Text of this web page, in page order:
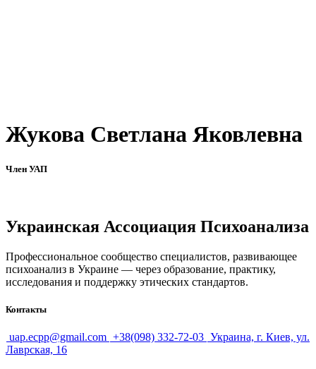
Жукова Светлана Яковлевна
Член УАП
Украинская Ассоциация Психоанализа
Профессиональное сообщество специалистов, развивающее
психоанализ в Украине — через образование, практику,
исследования и поддержку этических стандартов.
Контакты
uap.ecpp@gmail.com +38(098) 332-72-03 Украина, г. Киев, ул.
Лаврская, 16